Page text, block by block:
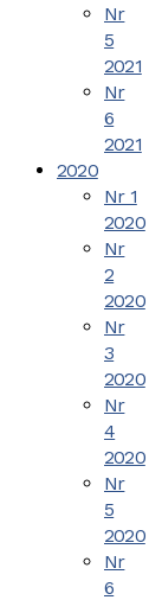
Nr
5
2021
Nr
6
2021
2020
Nr 1
2020
Nr
2
2020
Nr
3
2020
Nr
4
2020
Nr
5
2020
Nr
6